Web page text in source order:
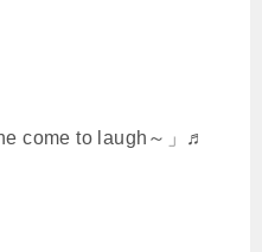
come to laugh～」♬